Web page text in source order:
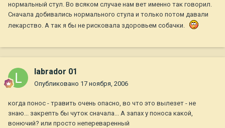
нормальный стул. Во всяком случае нам вет именно так говорил.
Сначала добивались нормального стула и только потом давали
лекарство. А так я бы не рисковала здоровьем собачки.
labrador 01
Опубликовано 17 ноября, 2006
когда понос - травить очень опасно, во что это вылезет - не
знаю... закрепть бы чуток сначала... А запах у поноса какой,
вонючий? или просто непереваренный